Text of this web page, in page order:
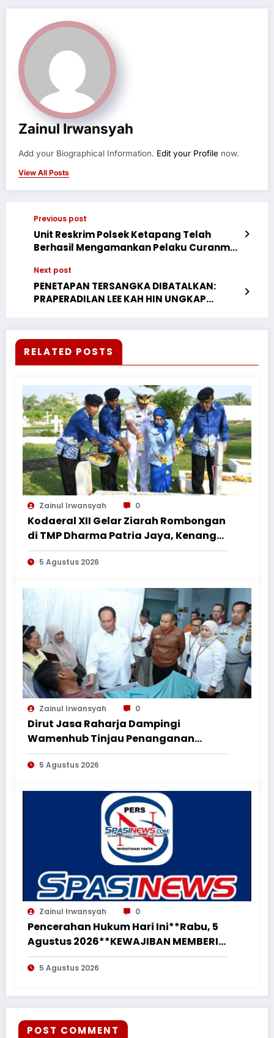
Zainul Irwansyah
Add your Biographical Information. Edit your Profile now.
View All Posts
Previous post
Unit Reskrim Polsek Ketapang Telah
Berhasil Mengamankan Pelaku Curanmor
Next post
PENETAPAN TERSANGKA DIBATALKAN:
PRAPERADILAN LEE KAH HIN UNGKAP
JAKARTA SELATAN
RELATED POSTS
Zainul Irwansyah 0
Kodaeral XII Gelar Ziarah Rombongan
di TMP Dharma Patria Jaya, Kenang
Jasa Pahlawan dalam Peringatan
HUT ke-1
5 Agustus 2026
Zainul Irwansyah 0
Dirut Jasa Raharja Dampingi
Wamenhub Tinjau Penanganan
Korban KM Mutiara Sentosa II di RS
PHC Surabaya
5 Agustus 2026
Zainul Irwansyah 0
Pencerahan Hukum Hari Ini**Rabu, 5
Agustus 2026**KEWAJIBAN MEMBERI
NAFKAH PASCA-PERCERAIAN KEPADA
MANTAN ISTRI DAN ANAK MASIH
5 Agustus 2026
POST COMMENT